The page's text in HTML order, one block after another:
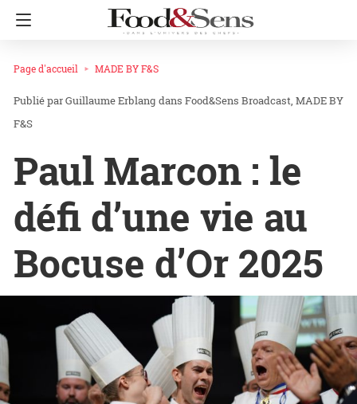
Page d'accueil MADE BY F&S
Guillaume Erblang dans Food&Sens Broadcast MADE BY
F&S
Paul Marcon : le
défi d’une vie au
Bocuse d’Or 2025